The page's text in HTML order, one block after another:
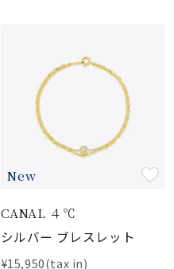
New
CANAL ４℃
シルバー ブレスレット
¥15,950(tax in)